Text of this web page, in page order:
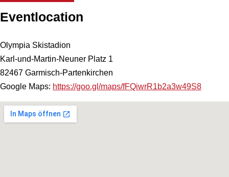
Eventlocation
Olympia Skistadion
Karl-und-Martin-Neuner Platz 1
82467 Garmisch-Partenkirchen
Google Maps: https://goo.gl/maps/fFQiwrR1b2a3w49S8